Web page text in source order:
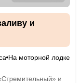
и
На моторной лодке
и